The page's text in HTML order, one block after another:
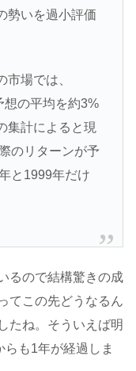
勢いを過小評価
場では、
想の平均を約3%
集計によると現
のリターンが予
と1999年だけ
るので結構驚きの成
てこの先どうなるん
たね。そういえば明
も1年が経過しま